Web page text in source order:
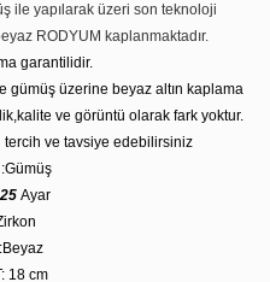
ile yapılarak üzeri son teknoloji
RODYUM kaplanmaktadır.
garantilidir.
gümüş üzerine beyaz altın kaplama
ve görüntü olarak fark yoktur.
tercih ve tavsiye edebilirsiniz
Ayar
18 cm